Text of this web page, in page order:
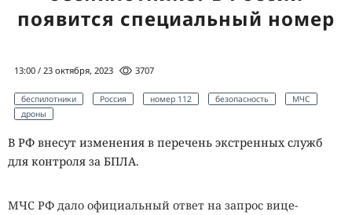
появится специальный номер
13:00 / 23 октября, 2023 3707
беспилотники Россия номер 112 безопасность
МЧС
дроны
В РФ внесут изменения в перечень экстренных служб
для контроля за БПЛА.
МЧС РФ дало официальный ответ на запрос вице-